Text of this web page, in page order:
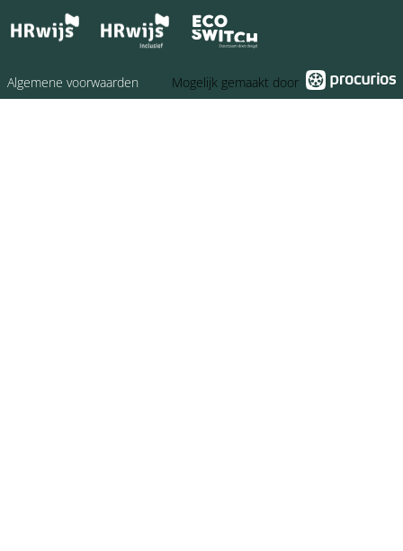
Algemene voorwaarden Mogelijk gemaakt door